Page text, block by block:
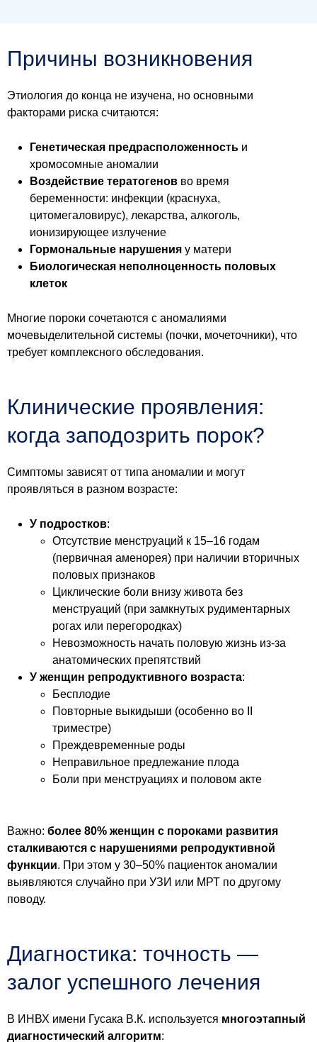
Причины возникновения
Этиология до конца не изучена, но основными
факторами риска считаются:
Генетическая предрасположенность и
хромосомные аномалии
Воздействие тератогенов во время
беременности: инфекции (краснуха,
цитомегаловирус), лекарства, алкоголь,
ионизирующее излучение
Гормональные нарушения у матери
Биологическая неполноценность половых
клеток
Многие пороки сочетаются с аномалиями
мочевыделительной системы (почки, мочеточники), что
требует комплексного обследования.
Клинические проявления:
когда заподозрить порок?
Симптомы зависят от типа аномалии и могут
проявляться в разном возрасте:
У подростков:
Отсутствие менструаций к 15–16 годам
(первичная аменорея) при наличии вторичных
половых признаков
Циклические боли внизу живота без
менструаций (при замкнутых рудиментарных
рогах или перегородках)
Невозможность начать половую жизнь из-за
анатомических препятствий
У женщин репродуктивного возраста:
Бесплодие
Повторные выкидыши (особенно во II
триместре)
Преждевременные роды
Неправильное предлежание плода
Боли при менструациях и половом акте
Важно: более 80% женщин с пороками развития
сталкиваются с нарушениями репродуктивной
функции. При этом у 30–50% пациенток аномалии
выявляются случайно при УЗИ или МРТ по другому
поводу.
Диагностика: точность —
залог успешного лечения
В ИНВХ имени Гусака В.К. используется многоэтапный
диагностический алгоритм: